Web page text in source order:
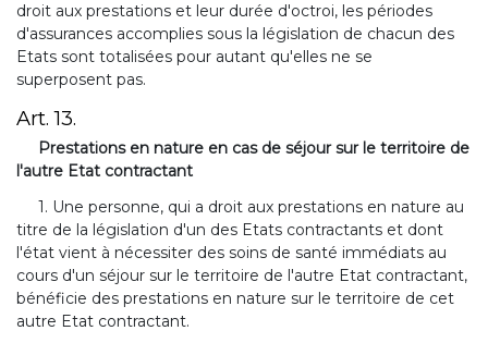
droit aux prestations et leur durée d'octroi, les périodes
d'assurances accomplies sous la législation de chacun des
Etats sont totalisées pour autant qu'elles ne se
superposent pas.
Art. 13.
Prestations en nature en cas de séjour sur le territoire de
l'autre Etat contractant
1. Une personne, qui a droit aux prestations en nature au
titre de la législation d'un des Etats contractants et dont
l'état vient à nécessiter des soins de santé immédiats au
cours d'un séjour sur le territoire de l'autre Etat contractant,
bénéficie des prestations en nature sur le territoire de cet
autre Etat contractant.